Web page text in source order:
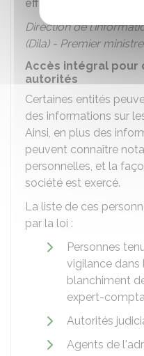
effectifs (RBE)
Direction de
(Dila) - Premier ministre
Accès intégral pour
autorités
Certaines entités
des informations sur
Ainsi, en plus des
peuvent connaître
personnelles, et la
société est exercé.
La liste de ces
par la loi :
Personnes
vigilance
blanchiment
expert-
Autorités
Agents de